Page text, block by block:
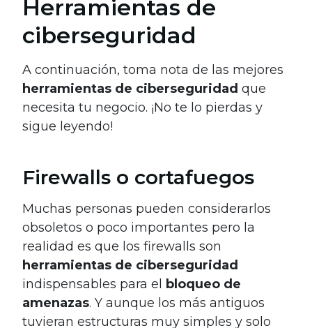
Herramientas de
ciberseguridad
A continuación, toma nota de las mejores
herramientas de ciberseguridad que
necesita tu negocio. ¡No te lo pierdas y
sigue leyendo!
Firewalls o cortafuegos
Muchas personas pueden considerarlos
obsoletos o poco importantes pero la
realidad es que los firewalls son
herramientas de ciberseguridad
indispensables para el
bloqueo de
amenazas. Y aunque los más antiguos
tuvieran estructuras muy simples y solo